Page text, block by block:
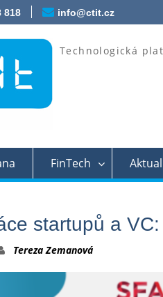
818 info@ctit.cz
Technologická
FinTech
startupů a
Tereza Zemanová